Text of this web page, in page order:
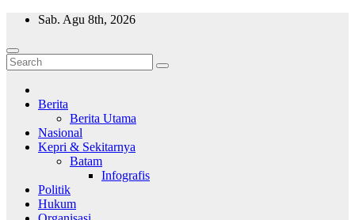
Skip
content
Sab. Agu 8th, 2026
Wajah Batam
CCTV nya kota Batam
Berita
Berita Utama
Nasional
Kepri & Sekitarnya
Batam
Infografis
Politik
Hukum